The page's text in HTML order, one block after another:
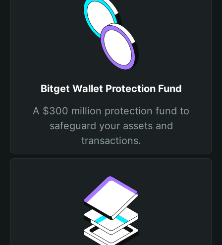
Bitget Wallet Protection Fund
A $300 million protection fund to
safeguard your assets and
transactions.